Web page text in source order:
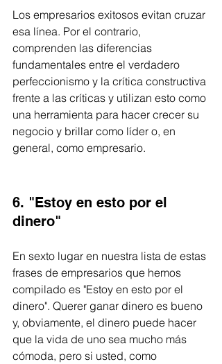
Los empresarios exitosos evitan cruzar
esa línea. Por el contrario,
comprenden las diferencias
fundamentales entre el verdadero
perfeccionismo y la crítica constructiva
frente a las críticas y utilizan esto como
una herramienta para hacer crecer su
negocio y brillar como líder o, en
general, como empresario.
6. "Estoy en esto por el
dinero"
En sexto lugar en nuestra lista de estas
frases de empresarios que hemos
compilado es "Estoy en esto por el
dinero". Querer ganar dinero es bueno
y, obviamente, el dinero puede hacer
que la vida de uno sea mucho más
cómoda, pero si usted, como